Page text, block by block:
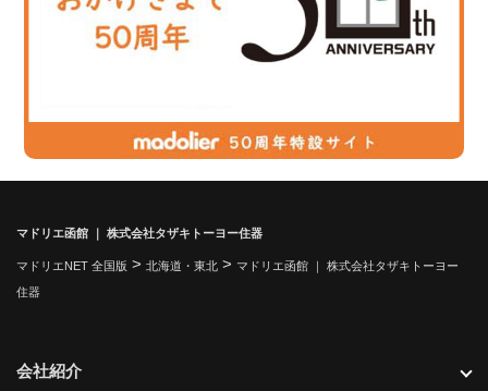
マドリエ函館 ｜ 株式会社タザキトーヨー住器
マドリエNET 全国版 > 北海道・東北 > マドリエ函館 ｜ 株式会社タザキトーヨー
住器
会社紹介